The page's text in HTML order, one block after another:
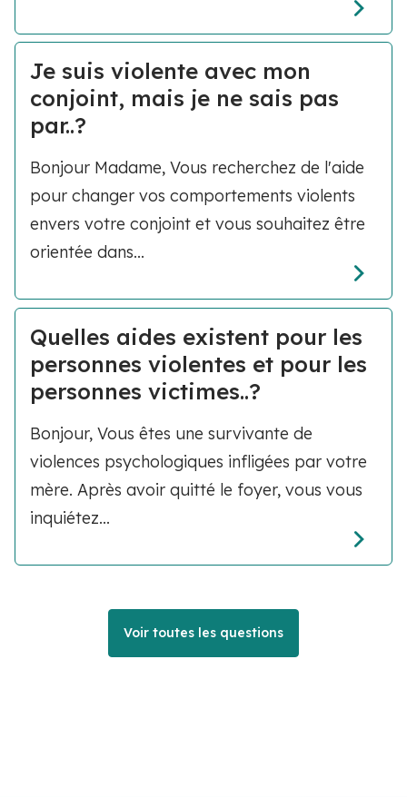
Je suis violente avec mon
conjoint, mais je ne sais pas
par..?
Bonjour Madame, Vous recherchez de l'aide
pour changer vos comportements violents
envers votre conjoint et vous souhaitez être
orientée dans...
Quelles aides existent pour les
personnes violentes et pour les
personnes victimes..?
Bonjour, Vous êtes une survivante de
violences psychologiques infligées par votre
mère. Après avoir quitté le foyer, vous vous
inquiétez...
Voir toutes les questions